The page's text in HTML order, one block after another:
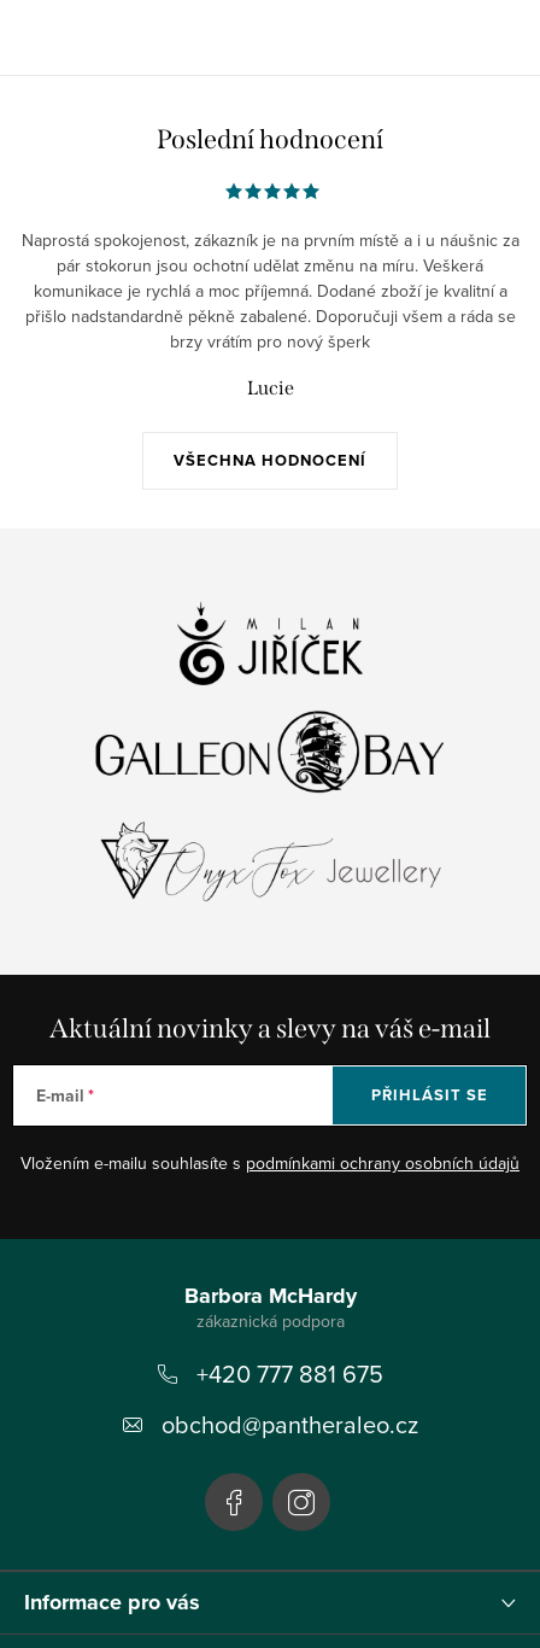
Poslední hodnocení
VŠECHNA HODNOCENÍ
Naprostá spokojenost, zákazník je na prvním místě a i u náušnic za
pár stokorun jsou ochotní udělat změnu na míru. Veškerá
komunikace je rychlá a moc příjemná. Dodané zboží je kvalitní a
přišlo nadstandardně pěkně zabalené. Doporučuji všem a ráda se
brzy vrátím pro nový šperk
Lucie
Aktuální novinky a slevy na váš e-mail
E-mail
Vložením e-mailu souhlasíte s podmínkami ochrany osobních údajů
PŘIHLÁSIT SE
Informace pro vás
Barbora McHardy
+420 777 881 675
obchod@pantheraleo.cz